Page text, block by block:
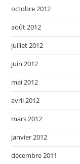
octobre 2012
août 2012
juillet 2012
juin 2012
mai 2012
avril 2012
mars 2012
janvier 2012
décembre 2011